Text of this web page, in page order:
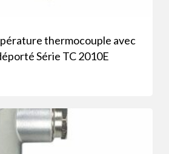
thermocouple avec
Série TC 2010E